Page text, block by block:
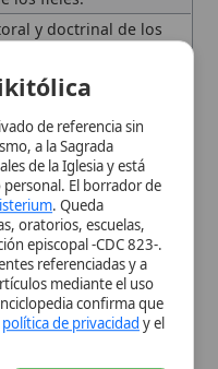
y
Vida
. Queda
escuelas,
-CDC 823-.
mediante el uso
confirma que
de privacidad
y el
Aceptar y Entrar